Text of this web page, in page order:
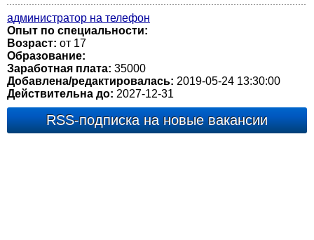
администратор на телефон
Опыт по специальности:
Возраст: от 17
Образование:
Заработная плата: 35000
Добавлена/редактировалась: 2019-05-24 13:30:00
Действительна до: 2027-12-31
RSS-подписка на новые вакансии